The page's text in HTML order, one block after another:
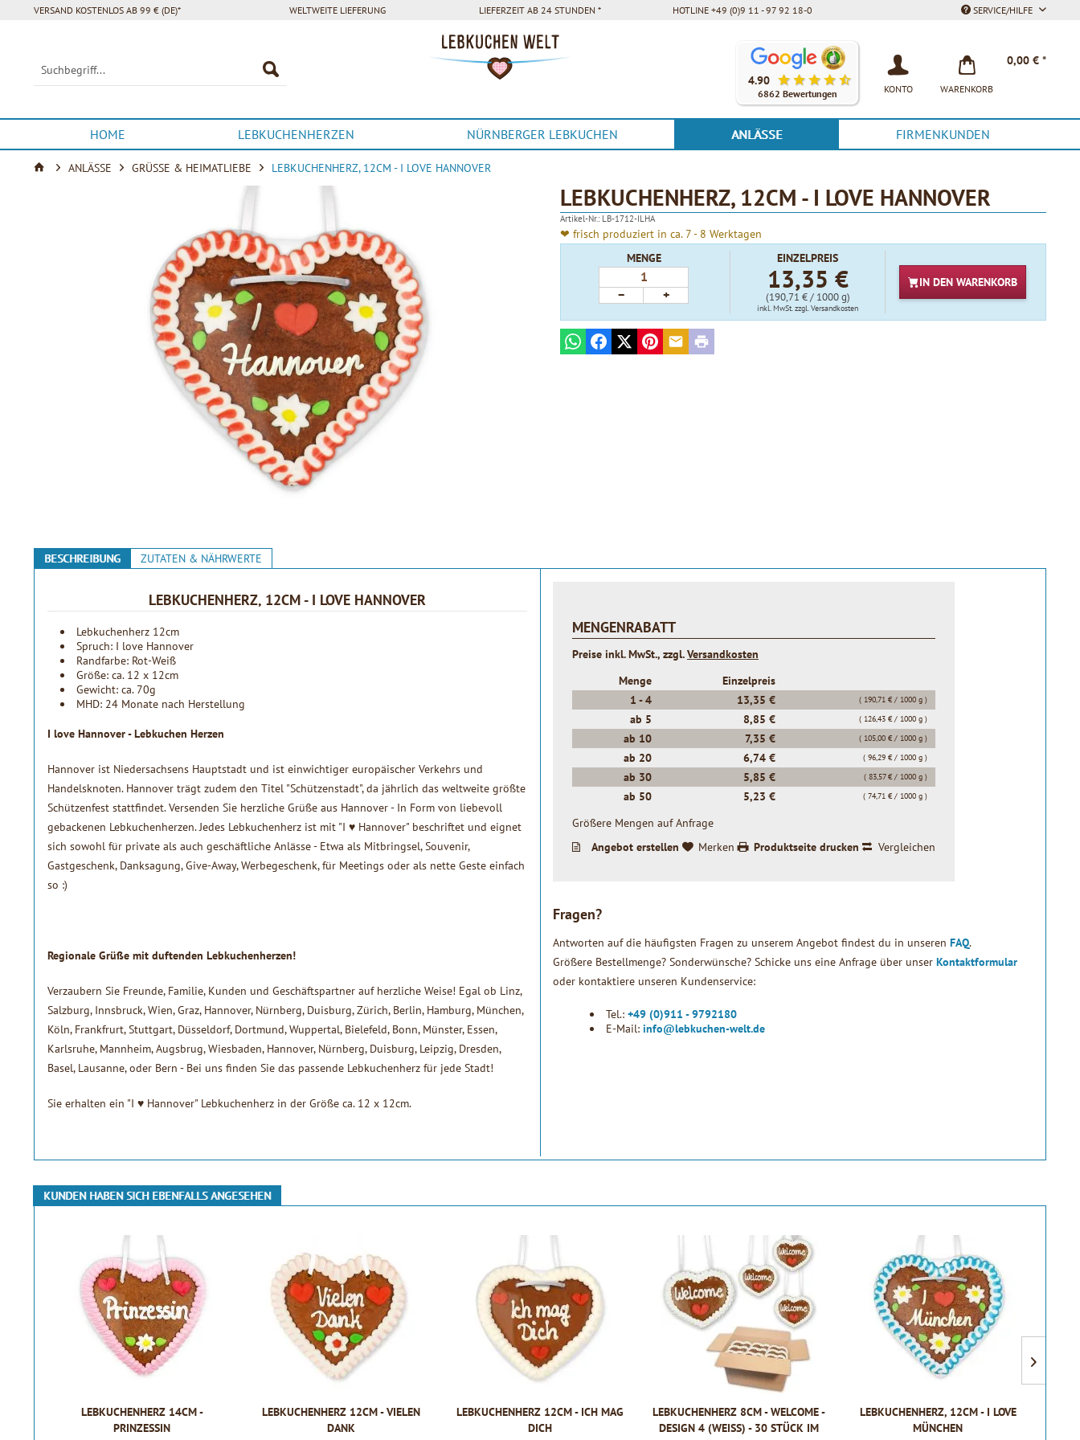
VERSAND KOSTENLOS AB 99 € (DE)* WELTWEITE LIEFERUNG LIEFERZEIT AB 24 STUNDEN * HOTLINE +49 (0)9 11 - 97 92 18-0 SERVICE/HILFE
Unsere Kunden bewerten unsere Produkte und unseren Service
4.90
6862 Bewertungen KONTO WARENKORB
0,00 € *
HOME LEBKUCHENHERZEN NÜRNBERGER LEBKUCHEN ANLÄSSE FIRMENKUNDEN
ANLÄSSE GRÜSSE & HEIMATLIEBE LEBKUCHENHERZ, 12CM - I LOVE HANNOVER
LEBKUCHENHERZ, 12CM - I LOVE HANNOVER
Artikel-Nr.: LB-1712-ILHA
❤ frisch produziert in ca. 7 - 8 Werktagen
MENGE
− +
EINZELPREIS
13,35 €
(190,71 € / 1000 g)
inkl. MwSt.zzgl. Versandkosten
IN DEN WARENKORB
WhatsAppFacebook
X PinterestE-mailPrint
BESCHREIBUNG ZUTATEN & NÄHRWERTE
LEBKUCHENHERZ, 12CM - I LOVE HANNOVER
Lebkuchenherz 12cm
Spruch: I love Hannover
Randfarbe: Rot-Weiß
Größe: ca. 12 x 12cm
Gewicht: ca. 70g
MHD: 24 Monate nach Herstellung
I love Hannover - Lebkuchen Herzen
Hannover ist Niedersachsens Hauptstadt und ist einwichtiger europäischer Verkehrs und
Handelsknoten. Hannover trägt zudem den Titel "Schützenstadt", da jährlich das weltweite größte
Schützenfest stattfindet. Versenden Sie herzliche Grüße aus Hannover - In Form von liebevoll
gebackenen Lebkuchenherzen. Jedes Lebkuchenherz ist mit "I ♥ Hannover" beschriftet und eignet
sich sowohl für private als auch geschäftliche Anlässe - Etwa als Mitbringsel, Souvenir,
Gastgeschenk, Danksagung, Give-Away, Werbegeschenk, für Meetings oder als nette Geste einfach
so :)
Regionale Grüße mit duftenden Lebkuchenherzen!
Verzaubern Sie Freunde, Familie, Kunden und Geschäftspartner auf herzliche Weise! Egal ob Linz,
Salzburg, Innsbruck, Wien, Graz, Hannover, Nürnberg, Duisburg, Zürich, Berlin, Hamburg, München,
Köln, Frankfrurt, Stuttgart, Düsseldorf, Dortmund, Wuppertal, Bielefeld, Bonn, Münster, Essen,
Karlsruhe, Mannheim, Augsbrug, Wiesbaden, Hannover, Nürnberg, Duisburg, Leipzig, Dresden,
Basel, Lausanne, oder Bern - Bei uns finden Sie das passende Lebkuchenherz für jede Stadt!
Sie erhalten ein "I ♥ Hannover" Lebkuchenherz in der Größe ca. 12 x 12cm.
MENGENRABATT
Preise inkl. MwSt., zzgl.Versandkosten
Menge
Einzelpreis
1 -4 13,35 € ( 190,71 € / 1000 g )
ab 5 8,85 € ( 126,43 € / 1000 g )
ab 10 7,35 € ( 105,00 € / 1000 g )
ab 20 6,74 € ( 96,29 € / 1000 g )
ab 30 5,85 € ( 83,57 € / 1000 g )
ab 50 5,23 € ( 74,71 € / 1000 g )
Größere Mengen auf Anfrage
Angebot erstellen
Merken Produktseite drucken Vergleichen
Fragen?
Antworten auf die häufigsten Fragen zu unserem Angebot findest du in unseren FAQ.
Größere Bestellmenge? Sonderwünsche? Schicke uns eine Anfrage über unser Kontaktformular
oder kontaktiere unseren Kundenservice:
Tel.: +49 (0)911 - 9792180
E-Mail: info@lebkuchen-welt.de
KUNDEN HABEN SICH EBENFALLS ANGESEHEN
LEBKUCHENHERZ 14CM -
PRINZESSIN
LEBKUCHENHERZ 12CM - VIELEN
DANK
LEBKUCHENHERZ 12CM - ICH MAG
DICH
LEBKUCHENHERZ 8CM - WELCOME -
DESIGN 4 (WEISS) - 30 STÜCK IM K
LEBKUCHENHERZ, 12CM - I LOVE
MÜNCHEN